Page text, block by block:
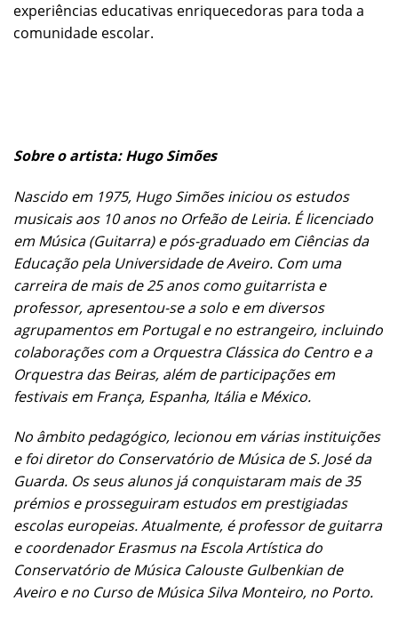
experiências educativas enriquecedoras para toda a
comunidade escolar.
Sobre o artista: Hugo Simões
Nascido em 1975, Hugo Simões iniciou os estudos
musicais aos 10 anos no Orfeão de Leiria. É licenciado
em Música (Guitarra) e pós-graduado em Ciências da
Educação pela Universidade de Aveiro. Com uma
carreira de mais de 25 anos como guitarrista e
professor, apresentou-se a solo e em diversos
agrupamentos em Portugal e no estrangeiro, incluindo
colaborações com a Orquestra Clássica do Centro e a
Orquestra das Beiras, além de participações em
festivais em França, Espanha, Itália e México.
No âmbito pedagógico, lecionou em várias instituições
e foi diretor do Conservatório de Música de S. José da
Guarda. Os seus alunos já conquistaram mais de 35
prémios e prosseguiram estudos em prestigiadas
escolas europeias. Atualmente, é professor de guitarra
e coordenador Erasmus na Escola Artística do
Conservatório de Música Calouste Gulbenkian de
Aveiro e no Curso de Música Silva Monteiro, no Porto.